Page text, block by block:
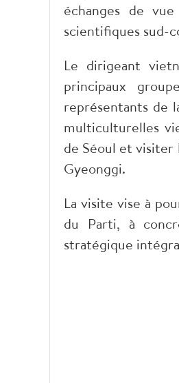
échanges de
scientifiques sud-
Le dirigeant
principaux
représentants de
multiculturelles
de Séoul et visiter
Gyeonggi.
La visite vise à
du Parti, à
stratégique